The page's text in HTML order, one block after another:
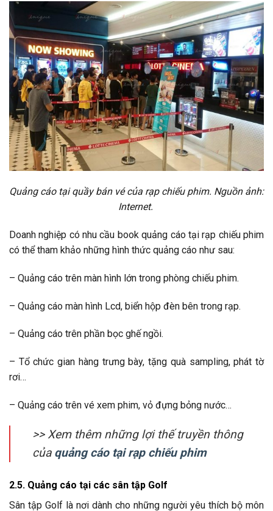
Quảng cáo tại quầy bán vé của rạp chiếu phim. Nguồn ảnh:
Internet.
Doanh nghiệp có nhu cầu book quảng cáo tại rạp chiếu phim
có thể tham khảo những hình thức quảng cáo như sau:
– Quảng cáo trên màn hình lớn trong phòng chiếu phim.
– Quảng cáo màn hình Lcd, biển hộp đèn bên trong rạp.
– Quảng cáo trên phần bọc ghế ngồi.
– Tổ chức gian hàng trưng bày, tặng quà sampling, phát tờ
rơi…
– Quảng cáo trên vé xem phim, vỏ đựng bỏng nước…
>> Xem thêm những lợi thế truyền thông
của quảng cáo tại rạp chiếu phim
2.5. Quảng cáo tại các sân tập Golf
Sân tập Golf là nơi dành cho những người yêu thích bộ môn